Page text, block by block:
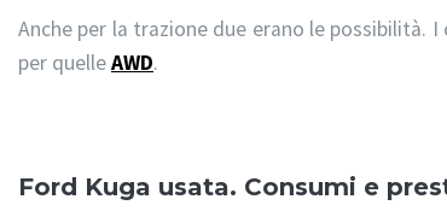
Anche per la trazione due erano le
per quelleAWD.
Ford Kuga usata. Consumi e